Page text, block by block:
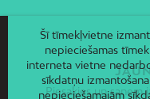
Piesakies un saņem
Šī tīmekļvietne
nepieciešamas
interneta vietne
sīkdatņu
nepieciešamajām